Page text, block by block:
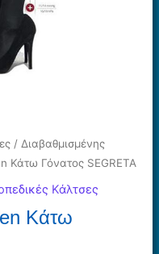
/Διαβαθμισμένης
Κάτω Γόνατος SEGRETA
Κάλτσες
Κάτω